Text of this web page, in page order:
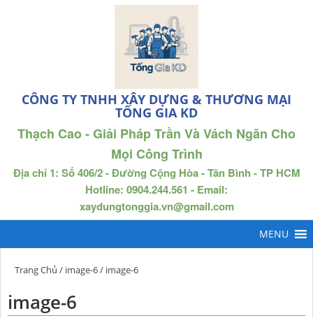
CÔNG TY TNHH XÂY DỰNG & THƯƠNG MẠI
TỐNG GIA KD
Thạch Cao - Giải Pháp Trần Và Vách Ngăn Cho
Mọi Công Trình
Địa chỉ 1: Số 406/2 - Đường Cộng Hòa - Tân Bình - TP HCM
Hotline: 0904.244.561 - Email:
xaydungtonggia.vn@gmail.com
Trang Chủ / image-6/ image-6
image-6